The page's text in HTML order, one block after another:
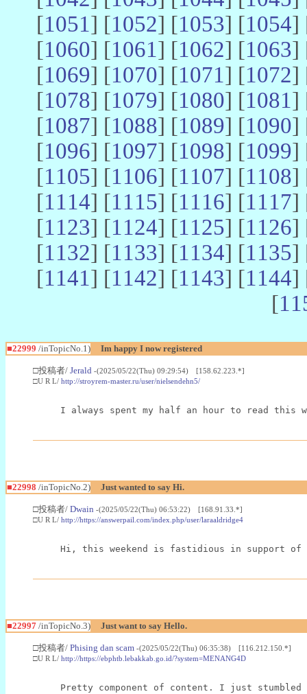
[1051] [1052] [1053] [1054]
[1060] [1061] [1062] [1063]
[1069] [1070] [1071] [1072]
[1078] [1079] [1080] [1081]
[1087] [1088] [1089] [1090]
[1096] [1097] [1098] [1099]
[1105] [1106] [1107] [1108]
[1114] [1115] [1116] [1117]
[1123] [1124] [1125] [1126]
[1132] [1133] [1134] [1135]
[1141] [1142] [1143] [1144]
[
■22999 /inTopicNo.1) Im happy I now registered
□投稿者/ Jerald -(2025/05/22(Thu) 09:29:54) [158.62.223.*]
□U R L/ http://stroyrem-master.ru/user/nielsendehn5/
I always spent my half an hour to read
■22998 /inTopicNo.2) Just wanted to say Hi.
□投稿者/ Dwain -(2025/05/22(Thu) 06:53:22) [168.91.33.*]
□U R L/ http://https://answerpail.com/index.php/user/laraaldridge4
Hi, this weekend is fastidious in support of
■22997 /inTopicNo.3) Just want to say Hello.
□投稿者/ Phising dan scam -(2025/05/22(Thu) 06:35:38) [116.212.150.*]
□U R L/ http://https://ebphtb.lebakkab.go.id/?system=MENANG4D
Pretty component of content. I just